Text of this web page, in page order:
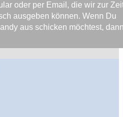
oder per Email, die wir zur
ausgeben können. Wenn Du
aus schicken möchtest,